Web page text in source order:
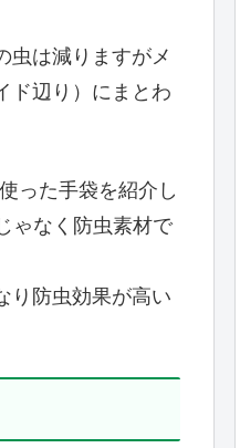
虫は減りますがメ
ド辺り）にまとわ
った手袋を紹介し
ゃなく防虫素材で
り防虫効果が高い